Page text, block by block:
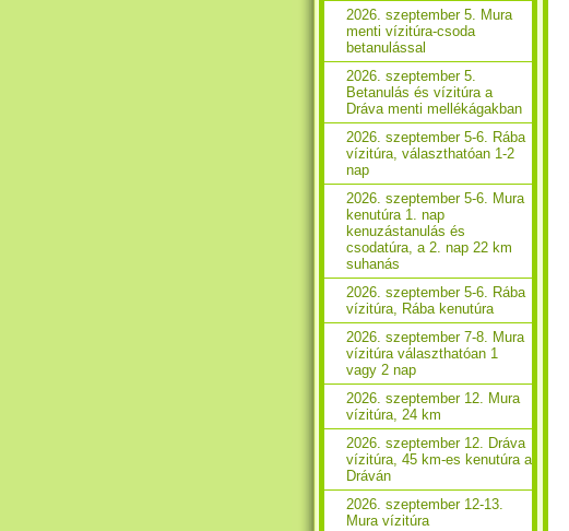
2026. szeptember 5. Mura
menti vízitúra-csoda
betanulással
2026. szeptember 5.
Betanulás és vízitúra a
Dráva menti mellékágakban
2026. szeptember 5-6. Rába
vízitúra, választhatóan 1-2
nap
2026. szeptember 5-6. Mura
kenutúra 1. nap
kenuzástanulás és
csodatúra, a 2. nap 22 km
suhanás
2026. szeptember 5-6. Rába
vízitúra, Rába kenutúra
2026. szeptember 7-8. Mura
vízitúra választhatóan 1
vagy 2 nap
2026. szeptember 12. Mura
vízitúra, 24 km
2026. szeptember 12. Dráva
vízitúra, 45 km-es kenutúra a
Dráván
2026. szeptember 12-13.
Mura vízitúra